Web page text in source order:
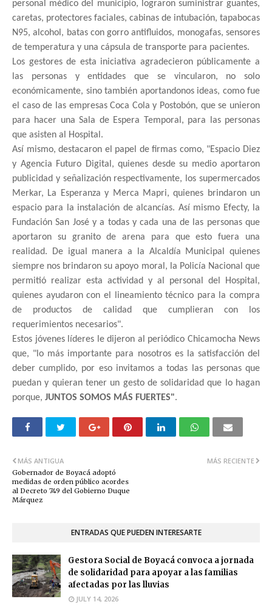
personal médico del municipio, lograron suministrar guantes,
caretas, protectores faciales, cabinas de intubación, tapabocas
N95, alcohol, batas con gorro antifluidos, monogafas, sensores
de temperatura y una cápsula de transporte para pacientes.
Los gestores de esta iniciativa agradecieron públicamente a
las personas y entidades que se vincularon, no solo
económicamente, sino también aportandonos ideas, como fue
el caso de las empresas Coca Cola y Postobón, que se unieron
para hacer una Sala de Espera Temporal, para las personas
que asisten al Hospital.
Así mismo, destacaron el papel de firmas como, "Espacio Diez
y Agencia Futuro Digital, quienes desde su medio aportaron
publicidad y señalización respectivamente, los supermercados
Merkar, La Esperanza y Merca Mapri, quienes brindaron un
espacio para la instalación de alcancías. Así mismo Efecty, la
Fundación San José y a todas y cada una de las personas que
aportaron su granito de arena para que esto fuera una
realidad. De igual manera a la Alcaldía Municipal quienes
siempre nos brindaron su apoyo moral, la Policía Nacional que
permitió realizar esta actividad y al personal del Hospital,
quienes ayudaron con el lineamiento técnico para la compra
de productos de calidad que cumplieran con los
requerimientos necesarios".
Estos jóvenes líderes le dijeron al periódico Chicamocha News
que, "lo más importante para nosotros es la satisfacción del
deber cumplido, por eso invitamos a todas las personas que
puedan y quieran tener un gesto de solidaridad que lo hagan
porque, JUNTOS SOMOS MÁS FUERTES".
MÁS RECIENTE
MÁS ANTIGUA
Gobernador de Boyacá adoptó
medidas de orden público acordes
al Decreto 749 del Gobierno Duque
Márquez
ENTRADAS QUE PUEDEN INTERESARTE
Gestora Social de Boyacá convoca a jornada
de solidaridad para apoyar a las familias
afectadas por las lluvias
JULY 14, 2026